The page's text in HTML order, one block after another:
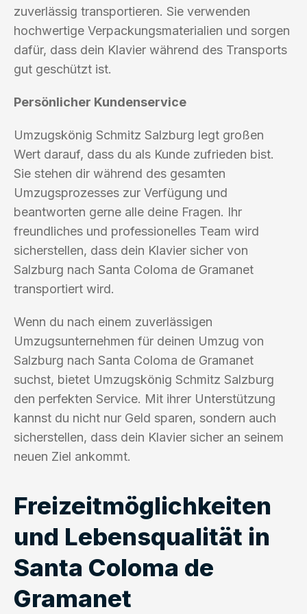
zuverlässig transportieren. Sie verwenden
hochwertige Verpackungsmaterialien und sorgen
dafür, dass dein Klavier während des Transports
gut geschützt ist.
Persönlicher Kundenservice
Umzugskönig Schmitz Salzburg legt großen
Wert darauf, dass du als Kunde zufrieden bist.
Sie stehen dir während des gesamten
Umzugsprozesses zur Verfügung und
beantworten gerne alle deine Fragen. Ihr
freundliches und professionelles Team wird
sicherstellen, dass dein Klavier sicher von
Salzburg nach Santa Coloma de Gramanet
transportiert wird.
Wenn du nach einem zuverlässigen
Umzugsunternehmen für deinen Umzug von
Salzburg nach Santa Coloma de Gramanet
suchst, bietet Umzugskönig Schmitz Salzburg
den perfekten Service. Mit ihrer Unterstützung
kannst du nicht nur Geld sparen, sondern auch
sicherstellen, dass dein Klavier sicher an seinem
neuen Ziel ankommt.
Freizeitmöglichkeiten
und Lebensqualität in
Santa Coloma de
Gramanet